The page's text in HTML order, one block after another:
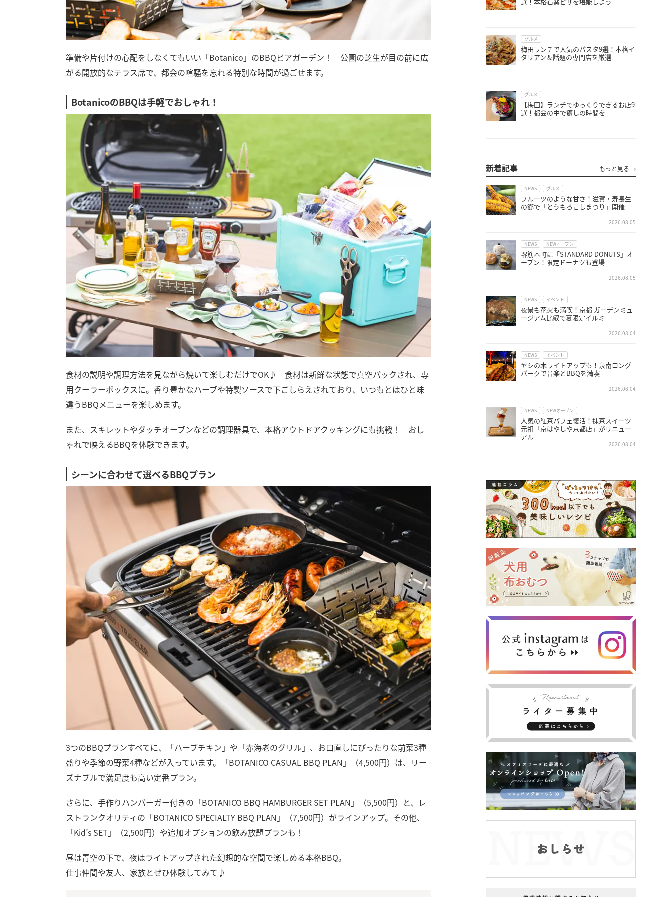
準備や片付けの心配をしなくてもいい「Botanico」のBBQビアガーデン！ 公園の芝生が目の前に広
がる開放的なテラス席で、都会の喧騒を忘れる特別な時間が過ごせます。
BotanicoのBBQは手軽でおしゃれ！
食材の説明や調理方法を見ながら焼いて楽しむだけでOK♪ 食材は新鮮な状態で真空パックされ、専
用クーラーボックスに。香り豊かなハーブや特製ソースで下ごしらえされており、いつもとはひと味
違うBBQメニューを楽しめます。
また、スキレットやダッチオーブンなどの調理器具で、本格アウトドアクッキングにも挑戦！ おし
ゃれで映えるBBQを体験できます。
シーンに合わせて選べるBBQプラン
3つのBBQプランすべてに、「ハーブチキン」や「赤海老のグリル」、お口直しにぴったりな前菜3種
盛りや季節の野菜4種などが入っています。「BOTANICO CASUAL BBQ PLAN」（4,500円）は、リー
ズナブルで満足度も高い定番プラン。
さらに、手作りハンバーガー付きの「BOTANICO BBQ HAMBURGER SET PLAN」（5,500円）と、レ
ストランクオリティの「BOTANICO SPECIALTY BBQ PLAN」（7,500円）がラインアップ。その他、
「Kid’s SET」（2,500円）や追加オプションの飲み放題プランも！
昼は青空の下で、夜はライトアップされた幻想的な空間で楽しめる本格BBQ。
仕事仲間や友人、家族とぜひ体験してみて♪
グルメ
梅田ランチで人気のパスタ9選！本格イ
タリアン＆話題の専門店を厳選
グルメ
【梅田】ランチでゆっくりできるお店9
選！都会の中で癒しの時間を
新着記事 もっと見る
NEWS グルメ
フルーツのような甘さ！滋賀・寿長生
の郷で「とうもろこしまつり」開催
2026.08.05
NEWS NEWオープン
堺筋本町に「STANDARD DONUTS」オ
ープン！限定ドーナツも登場
2026.08.05
NEWS イベント
夜景も花火も満喫！京都 ガーデンミュ
ージアム比叡で夏限定イルミ
2026.08.04
NEWS イベント
ヤシの木ライトアップも！泉南ロング
パークで音楽とBBQを満喫
2026.08.04
NEWS NEWオープン
人気の紅茶パフェ復活！抹茶スイーツ
元祖「京はやしや京都店」がリニュー
アル
2026.08.04